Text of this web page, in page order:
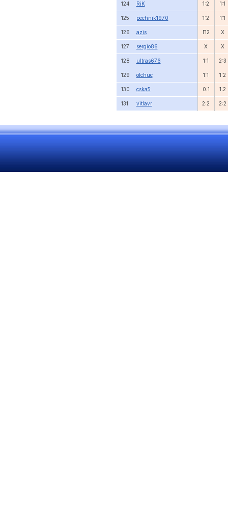
124 RiK 1:2 1:1
125 pechnik1970 1:2 1:1
126 azis П2 X
127 sergio86 X X
128 ultras676 1:1 2:3
129 olchuc 1:1 1:2
130 cska5 0:1 1:2
131 vitlavr 2:2 2:2